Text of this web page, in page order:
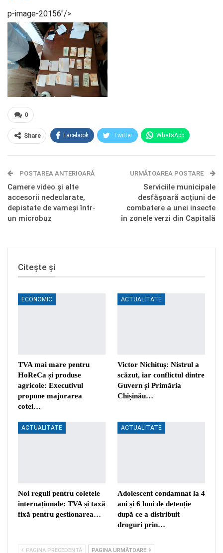
p-image-20156″/>
0
Share Facebook Twitter WhatsApp
Telegram OK.ru
POSTAREA ANTERIOARĂ
Camere video și alte
accesorii nedeclarate,
depistate de vameși într-
un microbuz
URMĂTOAREA POSTARE
Serviciile municipale
desfășoară acțiuni de
combatere a unei insecte
în zonele verzi din Capitală
Citește și
ECONOMIC
TVA mai mare pentru
HoReCa și produse
agricole: Executivul
propune majorarea
cotei…
ACTUALITATE
Victor Nichituș: Nistrul a
scăzut, iar conflictul dintre
Guvern și Primăria
Chișinău…
ACTUALITATE
Noi reguli pentru coletele
internaționale: TVA și taxă
fixă pentru gestionarea…
ACTUALITATE
Adolescent condamnat la 4
ani și 6 luni de detenție
după ce a distribuit
droguri prin…
PAGINA PRECEDENTĂ PAGINA URMĂTOARE